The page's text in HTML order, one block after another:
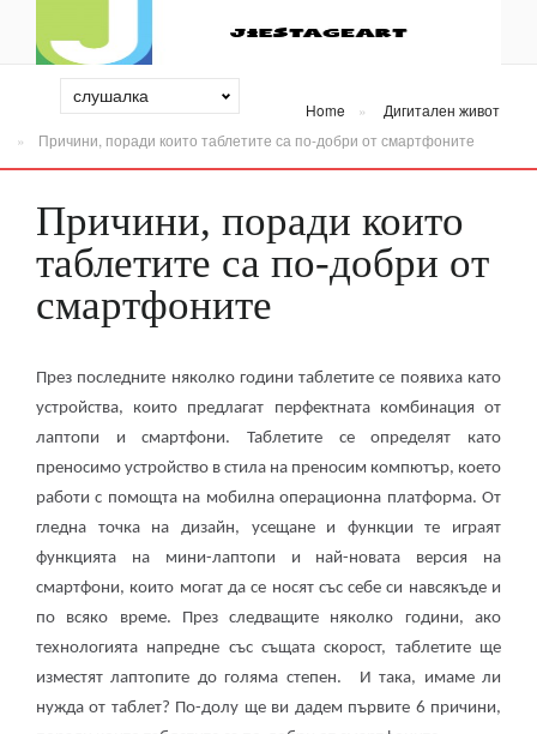
Home
Дигитален живот
Причини, поради които таблетите са по-добри от смартфоните
Причини, поради които
таблетите са по-добри от
смартфоните
През последните няколко години таблетите се появиха като
устройства, които предлагат перфектната комбинация от
лаптопи и смартфони. Таблетите се определят като
преносимо устройство в стила на преносим компютър, което
работи с помощта на мобилна операционна платформа. От
гледна точка на дизайн, усещане и функции те играят
функцията на мини-лаптопи и най-новата версия на
смартфони, които могат да се носят със себе си навсякъде и
по всяко време. През следващите няколко години, ако
технологията напредне със същата скорост, таблетите ще
изместят лаптопите до голяма степен.
И така, имаме ли
нужда от таблет? По-долу ще ви дадем първите 6 причини,